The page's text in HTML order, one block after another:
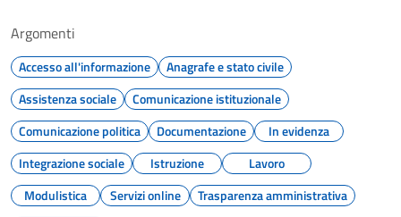
Argomenti
Accesso all'informazione
Anagrafe e stato civile
Assistenza sociale
Comunicazione istituzionale
Comunicazione politica
Documentazione
In evidenza
Integrazione sociale
Istruzione
Lavoro
Modulistica
Servizi online
Trasparenza amministrativa